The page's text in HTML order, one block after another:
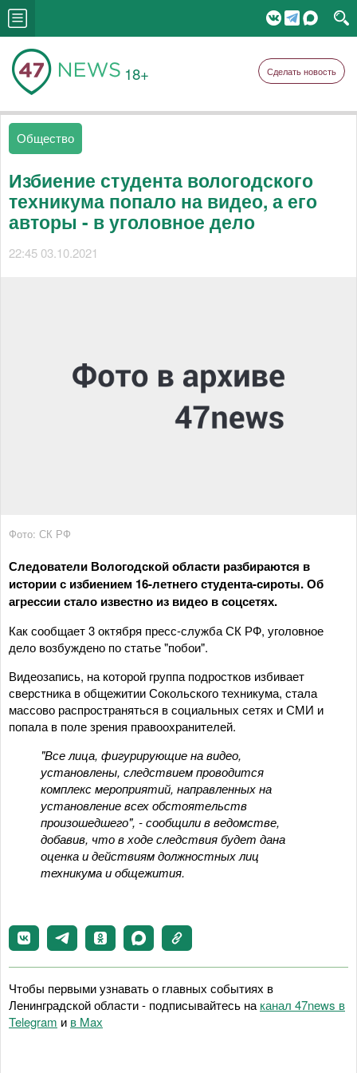
18+ Сделать новость
Общество
Избиение студента вологодского
техникума попало на видео, а его
авторы - в уголовное дело
22:45 03.10.2021
Фото: СК РФ
Следователи Вологодской области разбираются в
истории с избиением 16-летнего студента-сироты. Об
агрессии стало известно из видео в соцсетях.
Как сообщает 3 октября пресс-служба СК РФ, уголовное
дело возбуждено по статье "побои".
Видеозапись, на которой группа подростков избивает
сверстника в общежитии Сокольского техникума, стала
массово распространяться в социальных сетях и СМИ и
попала в поле зрения правоохранителей.
"Все лица, фигурирующие на видео,
установлены, следствием проводится
комплекс мероприятий, направленных на
установление всех обстоятельств
произошедшего", - сообщили в ведомстве,
добавив, что в ходе следствия будет дана
оценка и действиям должностных лиц
техникума и общежития.
Чтобы первыми узнавать о главных событиях в
Ленинградской области - подписывайтесь на канал 47news в
Telegram и в Maх